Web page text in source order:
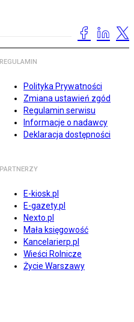
REGULAMIN
Polityka Prywatności
Zmiana ustawień zgód
Regulamin serwisu
Informacje o nadawcy
Deklaracja dostępności
PARTNERZY
E-kiosk.pl
E-gazety.pl
Nexto.pl
Mała księgowość
Kancelarierp.pl
Wieści Rolnicze
Życie Warszawy